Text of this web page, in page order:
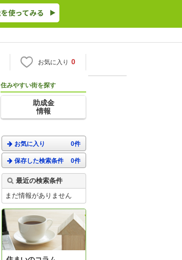
お気に入り 0
住みやすい街を探す
助成金
情報
お気に入り 0件
保存した検索条件 0件
最近の検索条件
まだ情報がありません